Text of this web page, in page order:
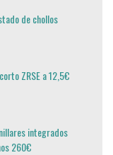
de chollos
ZRSE a 12,5€
integrados
260€